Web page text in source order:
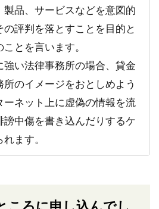
製品、サービスなどを意図的
の評判を落とすことを目的と
とを言います。
強い法律事務所の場合、貸金
所のイメージをおとしめよう
ーネット上に虚偽の情報を流
謗中傷を書き込んだりするケ
ます。